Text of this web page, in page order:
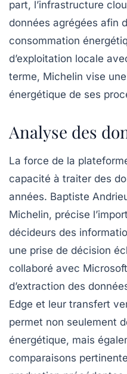
part, l’infrastructure
données agrégées afin
consommation
d’exploitation locale
terme, Michelin vise
énergétique de ses
Analyse des
La force de la
capacité à traiter des
années. Baptiste
Michelin, précise
décideurs des
une prise de décision
collaboré avec
d’extraction des
Edge et leur transfert
permet non seulement
énergétique, mais
comparaisons